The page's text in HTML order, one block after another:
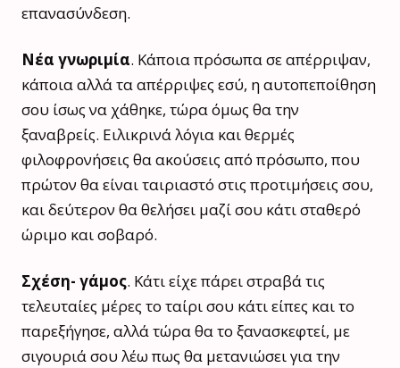
επανασύνδεση.
Νέα γνωριμία. Κάποια πρόσωπα σε απέρριψαν,
κάποια αλλά τα απέρριψες εσύ, η αυτοπεποίθηση
σου ίσως να χάθηκε, τώρα όμως θα την
ξαναβρείς. Ειλικρινά λόγια και θερμές
φιλοφρονήσεις θα ακούσεις από πρόσωπο, που
πρώτον θα είναι ταιριαστό στις προτιμήσεις σου,
και δεύτερον θα θελήσει μαζί σου κάτι σταθερό
ώριμο και σοβαρό.
Σχέση- γάμος. Κάτι είχε πάρει στραβά τις
τελευταίες μέρες το ταίρι σου κάτι είπες και το
παρεξήγησε, αλλά τώρα θα το ξανασκεφτεί, με
σιγουριά σου λέω πως θα μετανιώσει για την